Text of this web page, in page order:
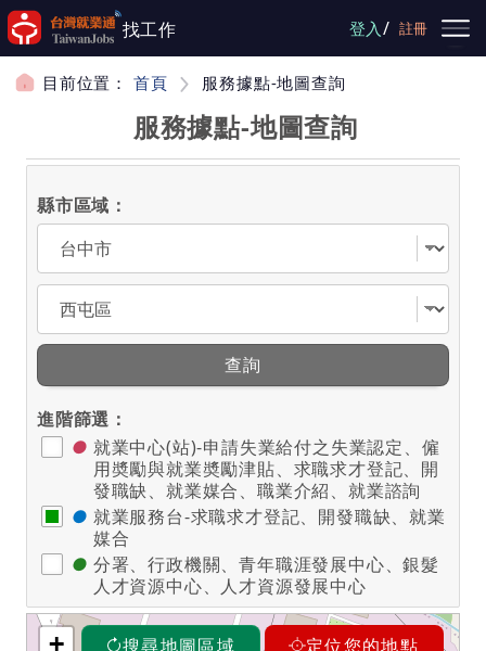
跳到主要內容
找工作 登入/ 註冊
目前位置： 首頁 服務據點-地圖查詢
服務據點-地圖查詢
縣市區域：
選擇縣市
選擇區域
查詢
進階篩選：
● 就業中心(站)-申請失業給付之失業認定、僱
用奬勵與就業奬勵津貼、求職求才登記、開
發職缺、就業媒合、職業介紹、就業諮詢
● 就業服務台-求職求才登記、開發職缺、就業
媒合
● 分署、行政機關、青年職涯發展中心、銀髮
人才資源中心、人才資源發展中心
搜尋地圖區域 定位您的地點
+